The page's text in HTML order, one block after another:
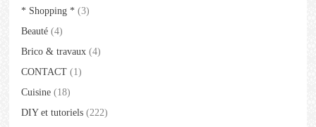
* Shopping * (3)
Beauté (4)
Brico & travaux (4)
CONTACT (1)
Cuisine (18)
DIY et tutoriels (222)